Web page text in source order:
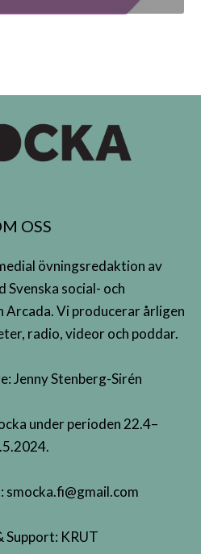
OSS
övningsredaktion av
Svenska social- och
Arcada. Vi producerar årligen
radio, videor och poddar.
Jenny Stenberg-Sirén
under perioden 22.4–
smocka.fi@gmail.com
Support: KRUT